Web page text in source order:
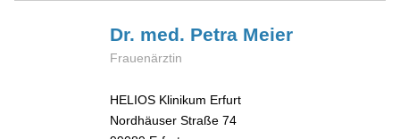
Dr. med. Petra Meier
Frauenärztin
HELIOS Klinikum Erfurt
Nordhäuser Straße 74